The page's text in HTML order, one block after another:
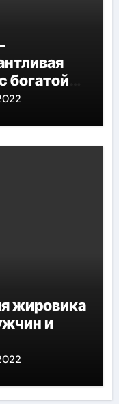
богатой
жировика
и